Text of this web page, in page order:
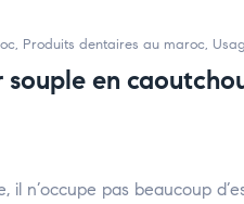
, Produits dentaires au maroc,
en
il n’occupe pas beaucoup